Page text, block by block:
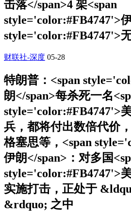
击落</span>4 架<span
style='color:#FB4747'>
style='color:#FB4747'>
财联社-深度 05-28
特朗普：<span
朗</span>每杀死一名
style='color:#FB4747'>
兵，都将付出数倍代价
格塞思等，<span
伊朗</span>：对多国
style='color:#FB4747'>
实施打击，正处于
&rdquo; 之中